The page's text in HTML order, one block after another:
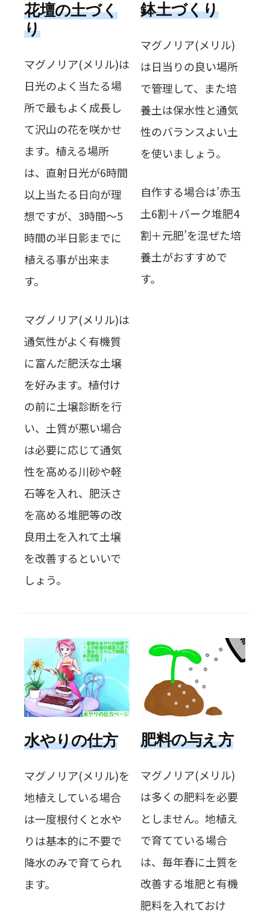
花壇の土づく
り
マグノリア(メリル)は
日光のよく当たる場
所で最もよく成長し
て沢山の花を咲かせ
ます。植える場所
は、直射日光が6時間
以上当たる日向が理
想ですが、3時間～5
時間の半日影までに
植える事が出来ま
す。
マグノリア(メリル)は
通気性がよく有機質
に富んだ肥沃な土壌
を好みます。植付け
の前に土壌診断を行
い、土質が悪い場合
は必要に応じて通気
性を高める川砂や軽
石等を入れ、肥沃さ
を高める堆肥等の改
良用土を入れて土壌
を改善するといいで
しょう。
鉢土づくり
マグノリア(メリル)
は日当りの良い場所
で管理して、また培
養土は保水性と通気
性のバランスよい土
を使いましょう。
自作する場合は’赤玉
土6割＋バーク堆肥4
割＋元肥’を混ぜた培
養土がおすすめで
す。
水やりの仕方
マグノリア(メリル)を
地植えしている場合
は一度根付くと水や
りは基本的に不要で
降水のみで育てられ
ます。
肥料の与え方
マグノリア(メリル)
は多くの肥料を必要
としません。地植え
で育てている場合
は、毎年春に土質を
改善する堆肥と有機
肥料を入れておけ